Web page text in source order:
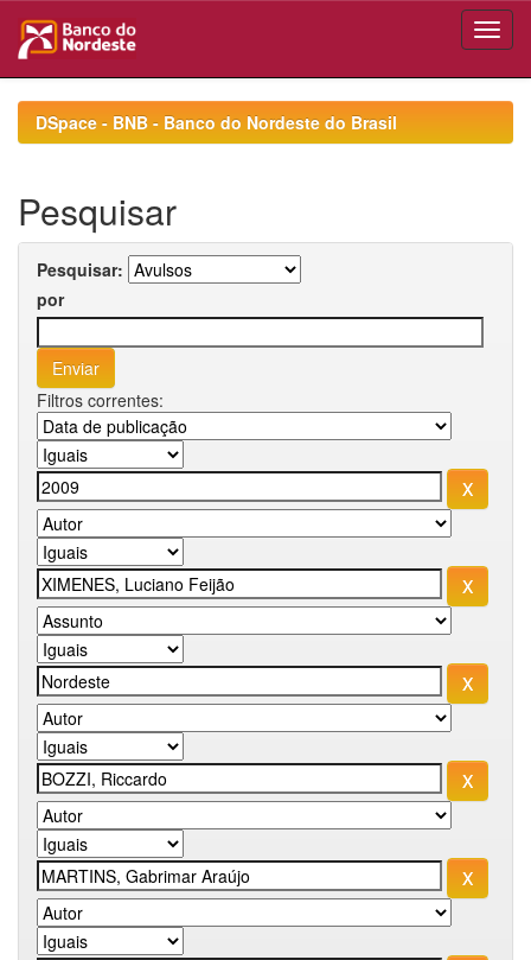
navigationDSpace - BNB - Banco do Nordeste do Brasil
Pesquisar
Pesquisar:
por
Filtros correntes: